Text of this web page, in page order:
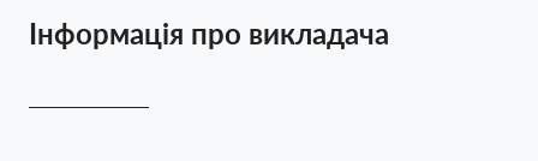
Інформація про викладача